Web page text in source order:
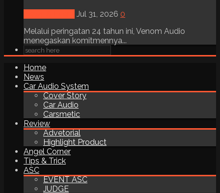
Jul 31, 2026 0
Melalui peringatan 24 tahun ini, Venom Audio
menegaskan komitmennya...
Home
News
Car Audio System
Cover Story
Car Audio
Carsmetic
Review
Advetorial
Highlight Product
Angel Corner
Tips & Trick
ASC
EVENT ASC
JUDGE